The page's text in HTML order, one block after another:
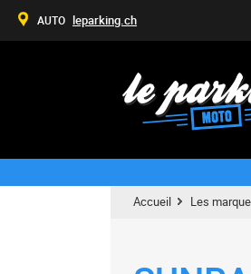
Accueil Les
AUTO leparking.ch